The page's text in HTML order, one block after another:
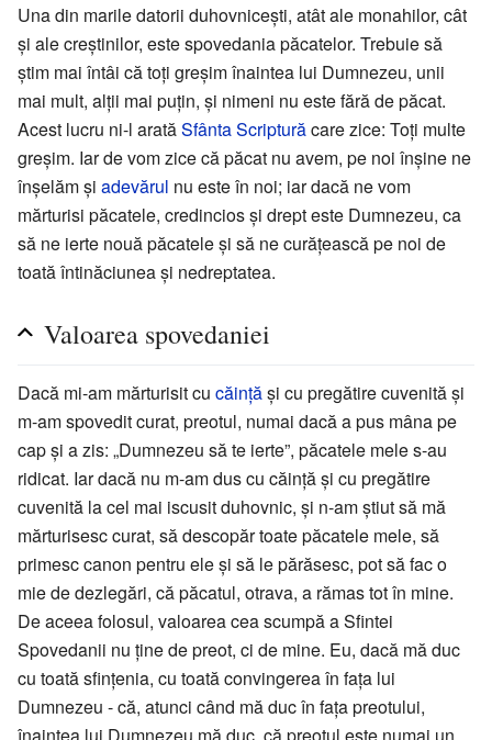
Una din marile datorii duhovnicești, atât ale monahilor, cât
și ale creștinilor, este spovedania păcatelor. Trebuie să
știm mai întâi că toți greșim înaintea lui Dumnezeu, unii
mai mult, alții mai puțin, și nimeni nu este fără de păcat.
Acest lucru ni-l aratăSfânta Scripturăcare zice: Toți multe
greșim. Iar de vom zice că păcat nu avem, pe noi înșine ne
înșelăm și adevărul nu este în noi; iar dacă ne vom
mărturisi păcatele, credincios și drept este Dumnezeu, ca
să ne ierte nouă păcatele și să ne curățească pe noi de
toată întinăciunea și nedreptatea.
Valoarea spovedaniei
Dacă mi-am mărturisit cu căințăși cu pregătire cuvenită și
m-am spovedit curat, preotul, numai dacă a pus mâna pe
cap și a zis: „Dumnezeu să te ierte”, păcatele mele s-au
ridicat. Iar dacă nu m-am dus cu căință și cu pregătire
cuvenită la cel mai iscusit duhovnic, și n-am știut să mă
mărturisesc curat, să descopăr toate păcatele mele, să
primesc canon pentru ele și să le părăsesc, pot să fac o
mie de dezlegări, că păcatul, otrava, a rămas tot în mine.
De aceea folosul, valoarea cea scumpă a Sfintei
Spovedanii nu ține de preot, ci de mine. Eu, dacă mă duc
cu toată sfințenia, cu toată convingerea în fața lui
Dumnezeu - că, atunci când mă duc în fața preotului,
înaintea lui Dumnezeu mă duc, că preotul este numai un